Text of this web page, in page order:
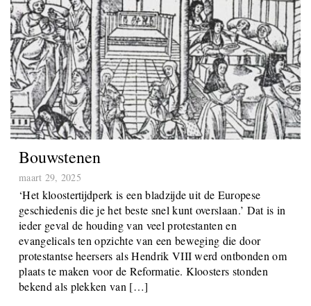
Bouwstenen
maart 29, 2025
‘Het kloostertijdperk is een bladzijde uit de Europese
geschiedenis die je het beste snel kunt overslaan.’ Dat is in
ieder geval de houding van veel protestanten en
evangelicals ten opzichte van een beweging die door
protestantse heersers als Hendrik VIII werd ontbonden om
plaats te maken voor de Reformatie. Kloosters stonden